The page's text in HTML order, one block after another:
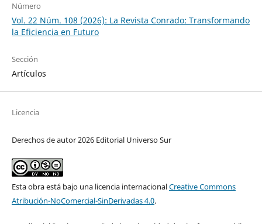
Número
Vol. 22 Núm. 108 (2026): La Revista Conrado: Transformando
la Eficiencia en Futuro
Sección
Artículos
Licencia
Derechos de autor 2026 Editorial Universo Sur
Esta obra está bajo una licencia internacionalCreative Commons
Atribución-NoComercial-SinDerivadas 4.0.